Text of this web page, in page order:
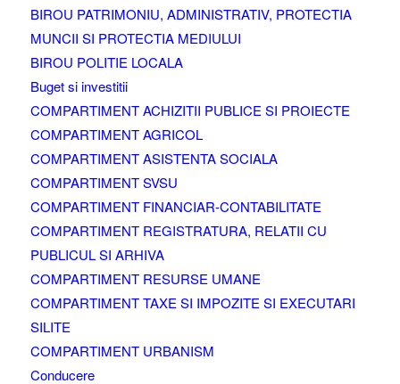
BIROU PATRIMONIU, ADMINISTRATIV, PROTECTIA
MUNCII SI PROTECTIA MEDIULUI
BIROU POLITIE LOCALA
Buget si investitii
COMPARTIMENT ACHIZITII PUBLICE SI PROIECTE
COMPARTIMENT AGRICOL
COMPARTIMENT ASISTENTA SOCIALA
COMPARTIMENT SVSU
COMPARTIMENT FINANCIAR-CONTABILITATE
COMPARTIMENT REGISTRATURA, RELATII CU
PUBLICUL SI ARHIVA
COMPARTIMENT RESURSE UMANE
COMPARTIMENT TAXE SI IMPOZITE SI EXECUTARI
SILITE
COMPARTIMENT URBANISM
Conducere